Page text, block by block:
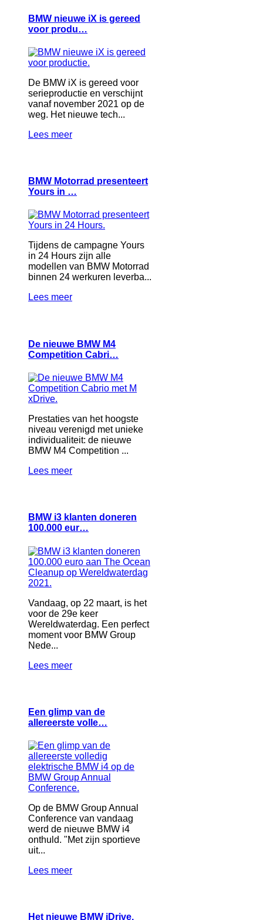
BMW nieuwe iX is gereed
voor produ…
De BMW iX is gereed voor
serieproductie en verschijnt
vanaf november 2021 op de
weg. Het nieuwe tech...
Lees meer
BMW Motorrad presenteert
Yours in …
Tijdens de campagne Yours
in 24 Hours zijn alle
modellen van BMW Motorrad
binnen 24 werkuren leverba...
Lees meer
De nieuwe BMW M4
Competition Cabri…
Prestaties van het hoogste
niveau verenigd met unieke
individualiteit: de nieuwe
BMW M4 Competition ...
Lees meer
BMW i3 klanten doneren
100.000 eur…
Vandaag, op 22 maart, is het
voor de 29e keer
Wereldwaterdag. Een perfect
moment voor BMW Group
Nede...
Lees meer
Een glimp van de
allereerste volle…
Op de BMW Group Annual
Conference van vandaag
werd de nieuwe BMW i4
onthuld. "Met zijn sportieve
uit...
Lees meer
Het nieuwe BMW iDrive.